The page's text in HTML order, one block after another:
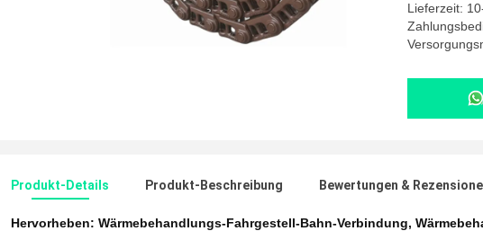
Lieferzeit:
Produkt-Details Produkt-Beschreibung Bewertungen &
Hervorheben: Wärmebehandlungs-Fahrgestell-Bahn-Verbindung,